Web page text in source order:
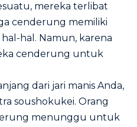
mereka terlibat
cenderung memiliki
hal. Namun, karena
cenderung untuk
dari jari manis Anda,
soushokukei. Orang
menunggu untuk